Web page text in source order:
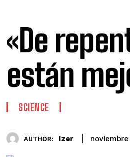
«De
están
SCIENCE
AUTHOR: Izer noviembre